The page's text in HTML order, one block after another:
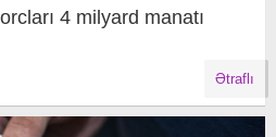
4 milyard manatı
Ətraflı